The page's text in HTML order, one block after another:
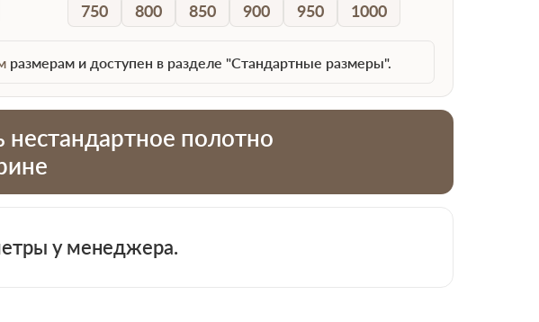
750
800 850 900 950 1000
размерам и доступен в разделе "Стандартные размеры".
полотно
у менеджера.
+7 (931) 913-51-83